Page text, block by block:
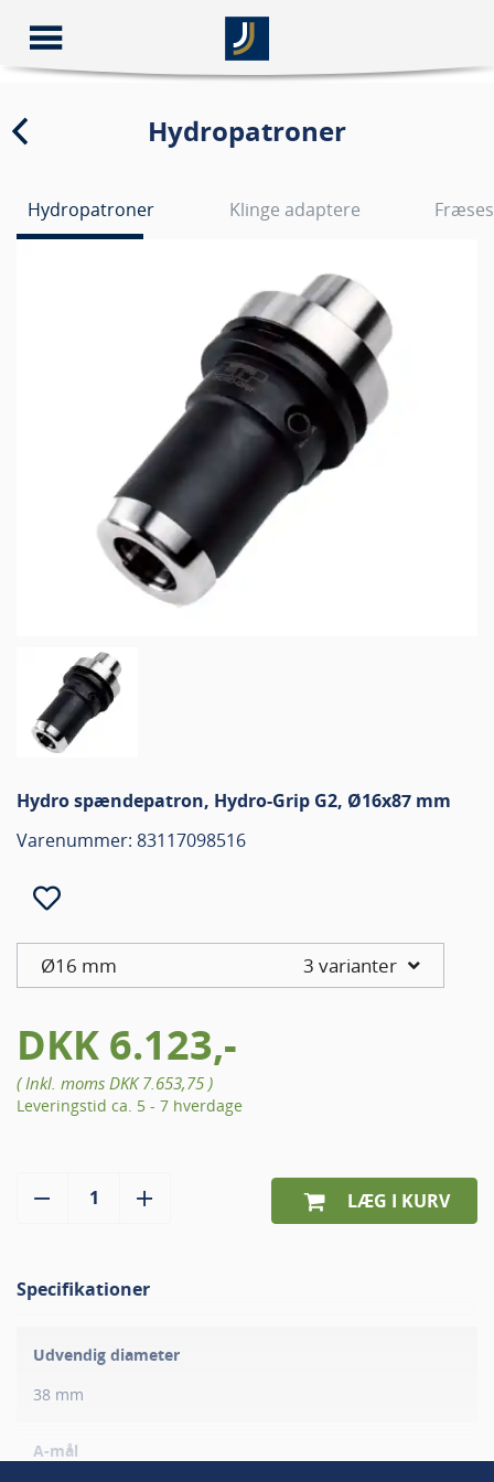
Hydropatroner
Hydropatroner Klinge adaptere
Hydro spændepatron, Hydro-Grip G2, Ø16x87 mm
Varenummer: 83117098516
Ø16 mm 3 varianter
DKK 6.123,-
( Inkl. moms DKK 7.653,75 )
Leveringstid ca. 5 - 7 hverdage
LÆG I KURV
Specifikationer
Udvendig diameter
38 mm
A-mål